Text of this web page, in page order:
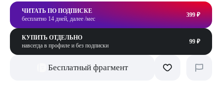
ЧИТАТЬ ПО ПОДПИСКЕ
бесплатно 14 дней, далее /мес
399 ₽
КУПИТЬ ОТДЕЛЬНО
навсегда в профиле и без подписки
99 ₽
Бесплатный фрагмент